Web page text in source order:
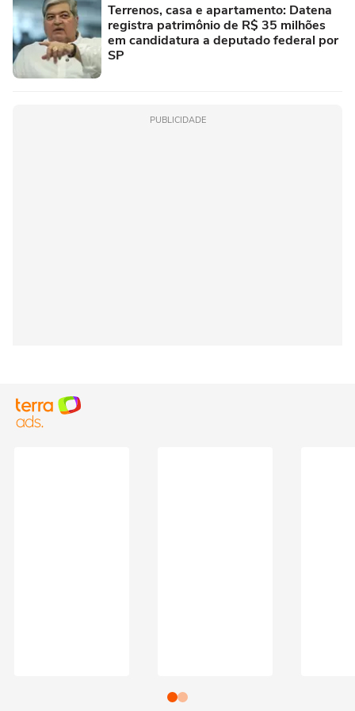
Terrenos, casa e apartamento: Datena
registra patrimônio de R$ 35 milhões
em candidatura a deputado federal por
SP
PUBLICIDADE